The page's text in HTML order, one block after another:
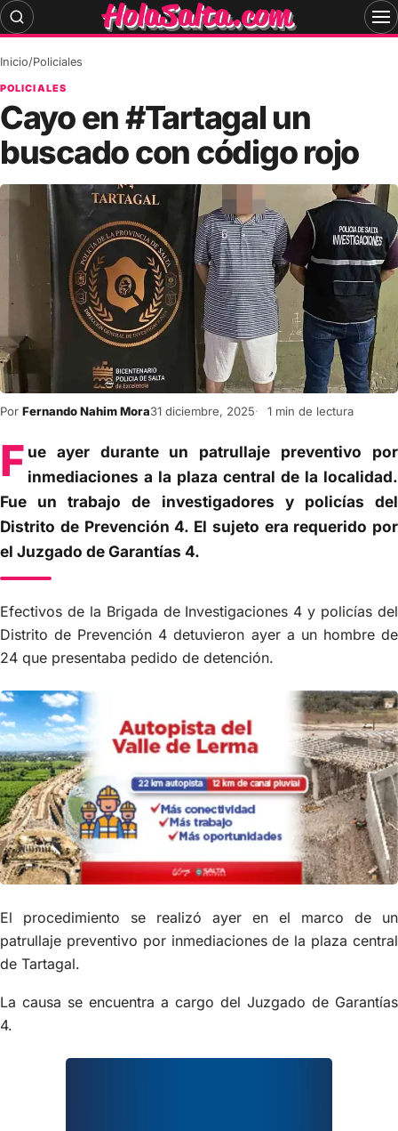
Skip
to
Inicio/Policiales
POLICIALES
Cayo en #Tartagal un
buscado con código rojo
Por Fernando Nahim Mora31 diciembre, 2025 1 min de lectura
F ue ayer durante un patrullaje preventivo por
inmediaciones a la plaza central de la localidad.
Fue un trabajo de investigadores y policías del
Distrito de Prevención 4. El sujeto era requerido por
el Juzgado de Garantías 4.
Efectivos de la Brigada de Investigaciones 4 y policías del
Distrito de Prevención 4 detuvieron ayer a un hombre de
24 que presentaba pedido de detención.
El procedimiento se realizó ayer en el marco de un
patrullaje preventivo por inmediaciones de la plaza central
de Tartagal.
La causa se encuentra a cargo del Juzgado de Garantías
4.